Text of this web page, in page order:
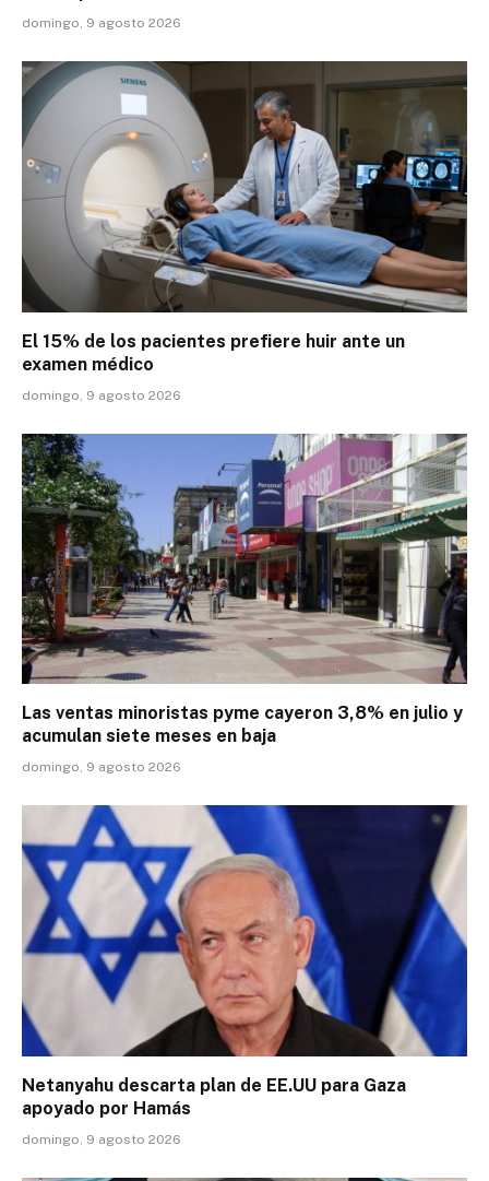
domingo, 9 agosto 2026
El 15% de los pacientes prefiere huir ante un
examen médico
domingo, 9 agosto 2026
Las ventas minoristas pyme cayeron 3,8% en julio y
acumulan siete meses en baja
domingo, 9 agosto 2026
Netanyahu descarta plan de EE.UU para Gaza
apoyado por Hamás
domingo, 9 agosto 2026